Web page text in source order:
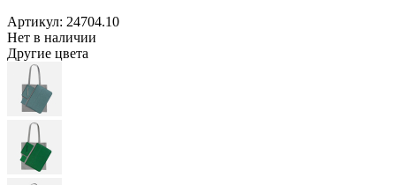
Артикул: 24704.10
Нет в наличии
Другие цвета